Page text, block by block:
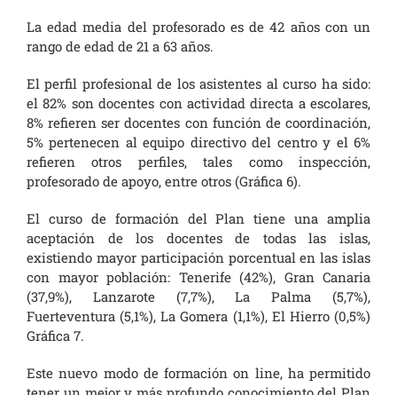
La edad media del profesorado es de 42 años con un
rango de edad de 21 a 63 años.
El perfil profesional de los asistentes al curso ha sido:
el 82% son docentes con actividad directa a escolares,
8% refieren ser docentes con función de coordinación,
5% pertenecen al equipo directivo del centro y el 6%
refieren otros perfiles, tales como inspección,
profesorado de apoyo, entre otros (Gráfica 6).
El curso de formación del Plan tiene una amplia
aceptación de los docentes de todas las islas,
existiendo mayor participación porcentual en las islas
con mayor población: Tenerife (42%), Gran Canaria
(37,9%), Lanzarote (7,7%), La Palma (5,7%),
Fuerteventura (5,1%), La Gomera (1,1%), El Hierro (0,5%)
Gráfica 7.
Este nuevo modo de formación on line, ha permitido